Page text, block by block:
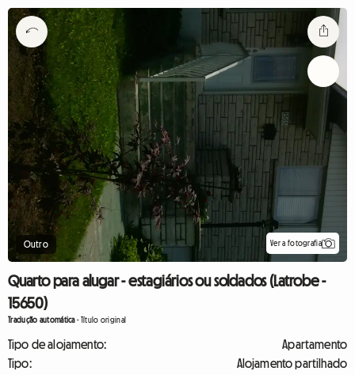
Outro Ver a fotografia
Quarto para alugar - estagiários ou soldados (Latrobe -
15650)
Tradução automática-Título original
Tipo de alojamento:
Apartamento
Tipo:
Alojamento partilhado